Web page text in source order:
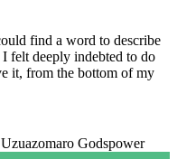
find a word to describe
I felt deeply indebted to do
it, from the bottom of my
Godspower